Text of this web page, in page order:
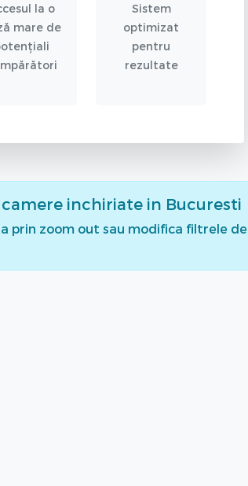
la o
mare de
Sistem
optimizat
pentru
rezultate
inchiriate in Bucuresti
prin zoom out sau modifica filtrele de